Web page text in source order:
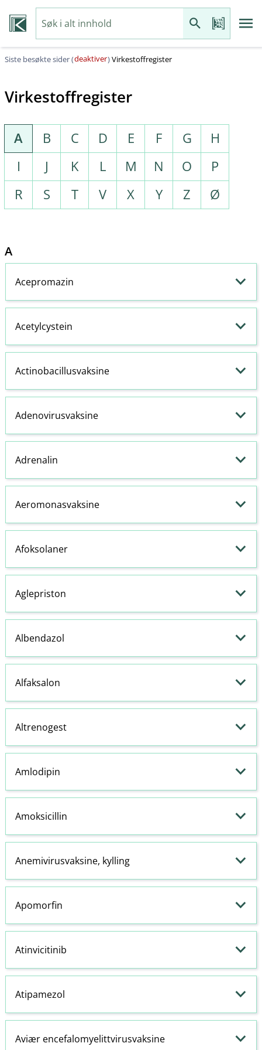
Siste besøkte sider (deaktiver)Virkestoffregister
Virkestoffregister
A B C D E F G
H
I
J K L M N O
P
R
S T V X Y Z Ø
A
Acepromazin
Acetylcystein
Actinobacillusvaksine
Adenovirusvaksine
Adrenalin
Aeromonasvaksine
Afoksolaner
Aglepriston
Albendazol
Alfaksalon
Altrenogest
Amlodipin
Amoksicillin
Anemivirusvaksine, kylling
Apomorfin
Atinvicitinib
Atipamezol
Aviær encefalomyelittvirusvaksine